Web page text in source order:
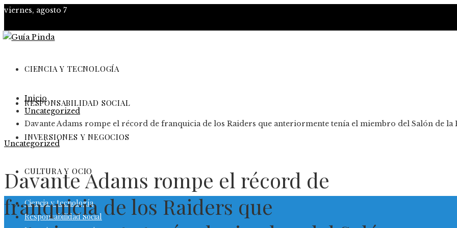
viernes, agosto 7
CIENCIA Y TECNOLOGÍA
RESPONSABILIDAD SOCIAL
INVERSIONES Y NEGOCIOS
CULTURA Y OCIO
Ciencia y tecnología
Responsabilidad Social
Inicio
Uncategorized
Davante Adams rompe el récord de franquicia de los Raiders que anteriormente tenía el miembro del Salón de la
Uncategorized
Davante Adams rompe el récord de
franquicia de los Raiders que